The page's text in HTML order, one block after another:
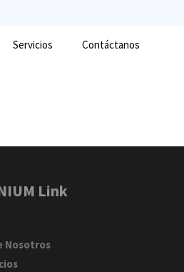
Servicios Contáctanos
Link
Nosotros